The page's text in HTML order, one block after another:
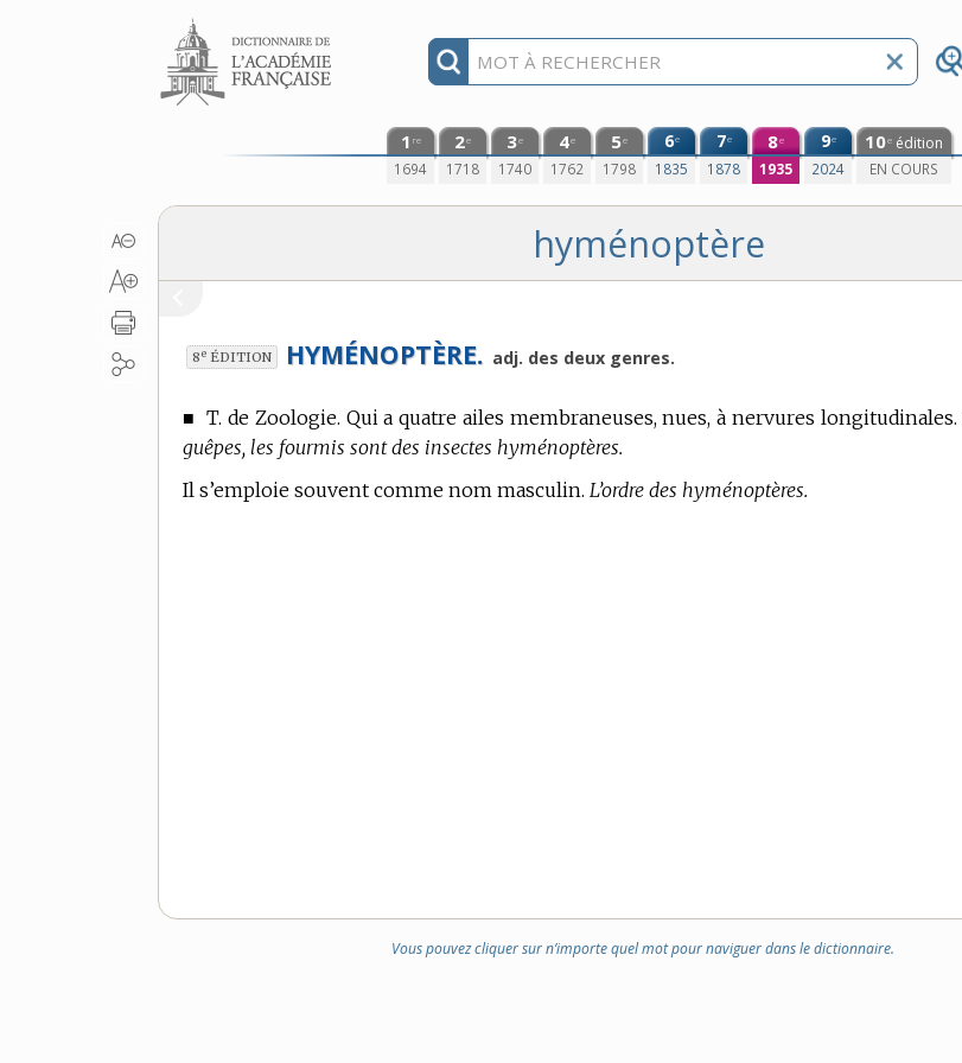
Aller au contenu
1 re
1694
2e
1718
3e
1740
4e
1762
5e
1798
6e
1835
7e
1878
8e
1935
9e
2024
10e édition
EN COURS
hyménoptère
8e ÉDITION HYMÉNOPTÈRE. adj. des deux genres.
■T. de Zoologie. Qui a quatre ailes membraneuses, nues, à nervures longitudinales.
guêpes, les fourmis sont des insectes hyménoptères.
Il s’emploie souvent comme nom masculin. L’ordre des hyménoptères.
Vous pouvez cliquer sur n’importe quel mot pour naviguer dans le dictionnaire.